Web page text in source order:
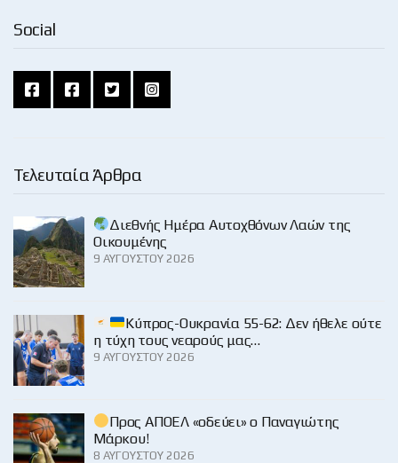
Social
Τελευταία Άρθρα
Διεθνής Ημέρα Αυτοχθόνων Λαών της
Οικουμένης
9 ΑΥΓΟΎΣΤΟΥ 2026
Κύπρος-Ουκρανία 55-62: Δεν ήθελε ούτε
η τύχη τους νεαρούς μας…
9 ΑΥΓΟΎΣΤΟΥ 2026
Προς ΑΠΟΕΛ «οδεύει» ο Παναγιώτης
Μάρκου!
8 ΑΥΓΟΎΣΤΟΥ 2026